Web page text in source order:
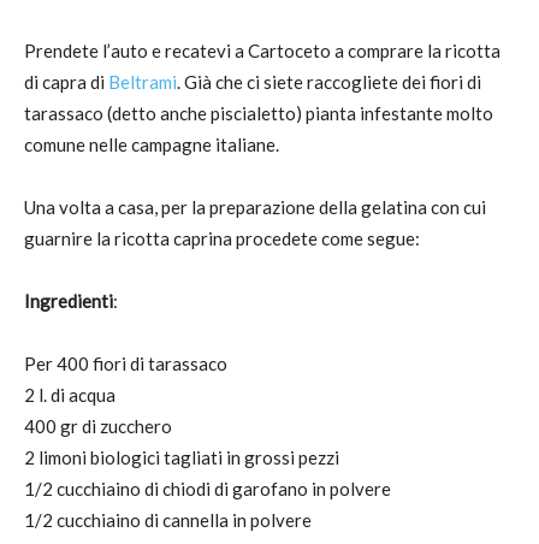
Prendete l’auto e recatevi a Cartoceto a comprare la ricotta
di capra di Beltrami . Già che ci siete raccogliete dei fiori di
tarassaco (detto anche piscialetto) pianta infestante molto
comune nelle campagne italiane.
Una volta a casa, per la preparazione della gelatina con cui
guarnire la ricotta caprina procedete come segue:
Ingredienti:
Per 400 fiori di tarassaco
2 l. di acqua
400 gr di zucchero
2 limoni biologici tagliati in grossi pezzi
1/2 cucchiaino di chiodi di garofano in polvere
1/2 cucchiaino di cannella in polvere